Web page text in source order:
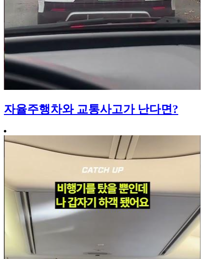
자율주행차와 교통사고가 난다면?